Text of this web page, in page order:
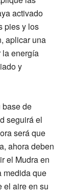
activado
pies y los
aplicar una
la energía
y
base de
seguirá el
será que
ahora deben
el Mudra en
medida que
el aire en su